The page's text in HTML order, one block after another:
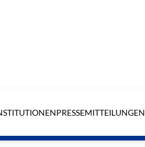
PRESSEMITTEILUNGEN